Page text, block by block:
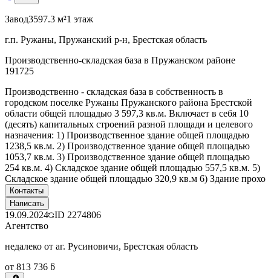
Завод3597.3 м²1 этаж
г.п. Ружаны, Пружанский р-н, Брестская область
Производственно-складская база в Пружанском районе
191725
Производственно - складская база в собственность в
городском поселке Ружаны Пружанского района Брестской
области общей площадью 3 597,3 кв.м. Включает в себя 10
(десять) капитальных строений разной площади и целевого
назначения: 1) Производственное здание общей площадью
1238,5 кв.м. 2) Производственное здание общей площадью
1053,7 кв.м. 3) Производственное здание общей площадью
254 кв.м. 4) Складское здание общей площадью 557,5 кв.м. 5)
Складское здание общей площадью 320,9 кв.м 6) Здание прохо
Контакты
Написать
19.09.2024 ID 2274806
Агентство
недалеко от аг. Русиновичи, Брестская область
от 813 736 ƃ